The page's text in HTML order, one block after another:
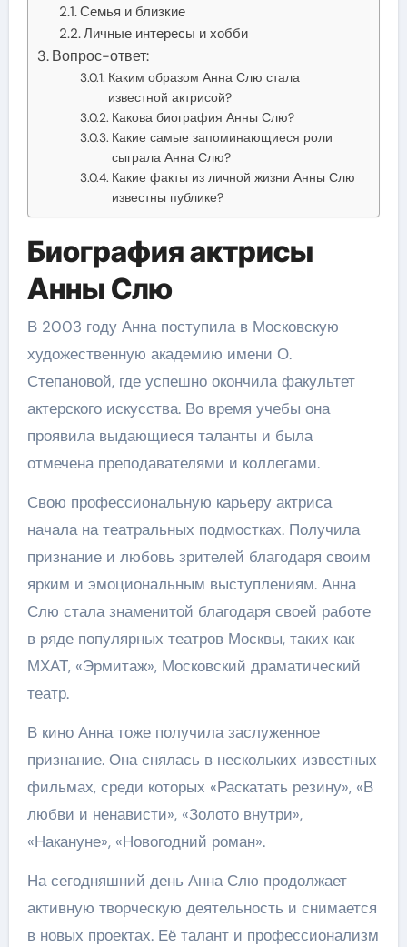
Семья и близкие
Личные интересы и хобби
Вопрос-ответ:
Каким образом Анна Слю стала
известной актрисой?
Какова биография Анны Слю?
Какие самые запоминающиеся роли
сыграла Анна Слю?
Какие факты из личной жизни Анны Слю
известны публике?
Биография актрисы
Анны Слю
В 2003 году Анна поступила в Московскую
художественную академию имени О.
Степановой, где успешно окончила факультет
актерского искусства. Во время учебы она
проявила выдающиеся таланты и была
отмечена преподавателями и коллегами.
Свою профессиональную карьеру актриса
начала на театральных подмостках. Получила
признание и любовь зрителей благодаря своим
ярким и эмоциональным выступлениям. Анна
Слю стала знаменитой благодаря своей работе
в ряде популярных театров Москвы, таких как
МХАТ, «Эрмитаж», Московский драматический
театр.
В кино Анна тоже получила заслуженное
признание. Она снялась в нескольких известных
фильмах, среди которых «Раскатать резину», «В
любви и ненависти», «Золото внутри»,
«Накануне», «Новогодний роман».
На сегодняшний день Анна Слю продолжает
активную творческую деятельность и снимается
в новых проектах. Её талант и профессионализм